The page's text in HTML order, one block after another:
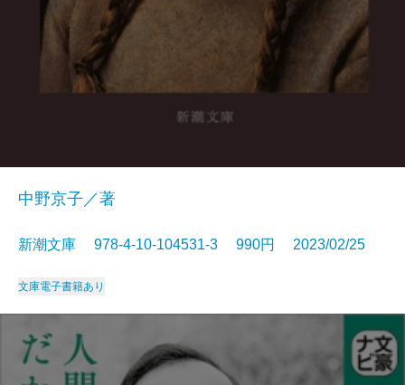
中野京子／著
新潮文庫 978-4-10-104531-3 990円 2023/02/25
文庫電子書籍あり